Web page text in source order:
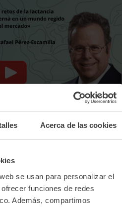
Acerca de las cookies
se usan para personalizar el
funciones de redes
Además, compartimos
«Los retos de la